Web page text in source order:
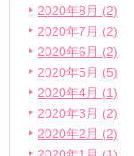
2020年8月 (2)
2020年7月 (2)
2020年6月 (2)
2020年5月 (5)
2020年4月 (1)
2020年3月 (2)
2020年2月 (2)